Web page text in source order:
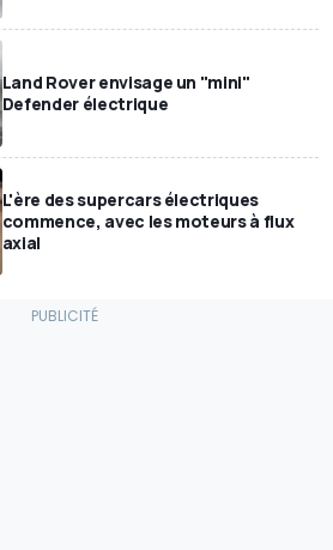
Land Rover envisage un "mini"
Defender électrique
L'ère des supercars électriques
commence, avec les moteurs à flux
axial